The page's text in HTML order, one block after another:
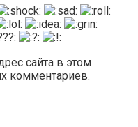
сайта в этом
комментариев.